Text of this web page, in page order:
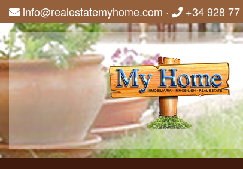
info@realestatemyhome.com · +34 928 77